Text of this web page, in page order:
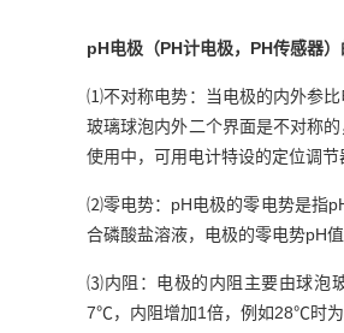
pH电极 （PH计电极， PH传感器
⑴不对称电势：当电极的内外参
玻璃球泡内外二个界面是不对称
使用中，可用电计特设的定位调节
⑵零电势： pH电极的零电势是指
合磷酸盐溶液，电极的零电势pH
⑶内阻：电极的内阻主要由球泡
7℃ ，内阻增加 1 倍，例如 28℃ 时为